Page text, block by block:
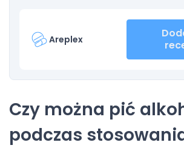
Areplex
Czy można pić
podczas